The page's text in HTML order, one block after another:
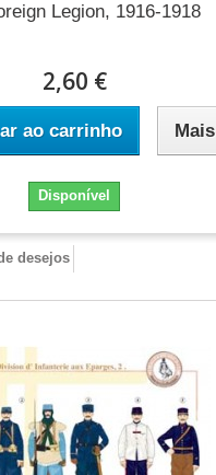
Legion, 1916-1918
2,60 €
ao carrinho Mais
Disponível
desejos